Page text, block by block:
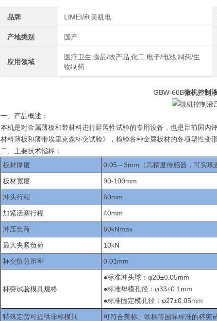
品牌 LIMEI/利美机电
产地类别 国产
应用领域
医疗卫生,食品/农产品,化工,电子/电池,制药/生
物制药
GBW-60B微机控制
一、产品概述：
本机是对金属薄板和带材料进行延展性试验的专用设备，也是目前国
材料薄板和薄带埃里克森杯突试验》，检验各种金属板材的各项塑性变形
二、主要技术指标：
板材厚度
0.05～3mm（高精度传感器，可实现
板材宽度 90-100mm
冲头行程 60mm
加紧活塞行程 40mm
冲压负荷 60kNmax
最大夹紧负荷 10kN
杯突值分辨率 0.01mm
杯突试验模具规格
●标准冲头球：φ20±0.05mm
●标准垫模孔径：φ33±0.1mm
●标准固定模孔径：φ27±0.05mm
特殊定货可提供非标模具 可符合美标、欧标等国际标准的杯突